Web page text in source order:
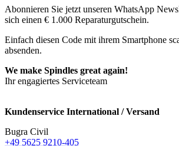
Abonnieren Sie jetzt unseren WhatsApp
sich einen € 1.000 Reparaturgutschein.
Einfach diesen Code mit ihrem Smartphone
absenden.
We make Spindles great again!
Ihr engagiertes Serviceteam
Kundenservice International / Versand
Bugra Civil
+49 5625 9210-405